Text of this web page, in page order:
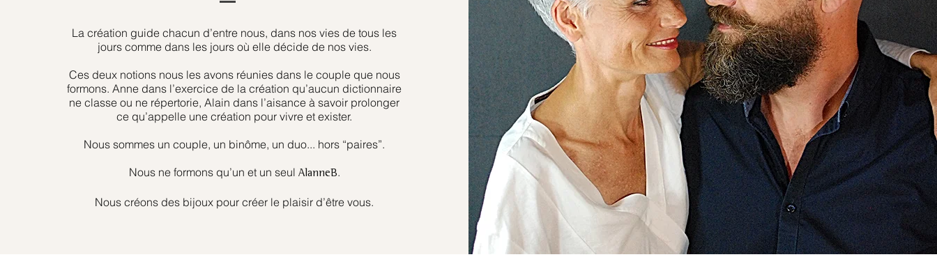
La création guide chacun d’entre nous, dans nos vies de tous les
jours comme dans les jours où elle décide de nos vies.
Ces deux notions nous les avons réunies dans le couple que nous
formons. Anne dans l’exercice de la création qu’aucun dictionnaire
ne classe ou ne répertorie, Alain dans l’aisance à savoir prolonger
ce qu’appelle une création pour vivre et exister.
Nous sommes un couple, un binôme, un duo... hors “paires”.
Nous ne formons qu’un et un seul AlanneB.
Nous créons des bijoux pour créer le plaisir d’être vous.